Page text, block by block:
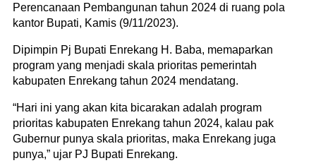
Perencanaan Pembangunan tahun 2024 di ruang pola
kantor Bupati, Kamis (9/11/2023).
Dipimpin Pj Bupati Enrekang H. Baba, memaparkan
program yang menjadi skala prioritas pemerintah
kabupaten Enrekang tahun 2024 mendatang.
“Hari ini yang akan kita bicarakan adalah program
prioritas kabupaten Enrekang tahun 2024, kalau pak
Gubernur punya skala prioritas, maka Enrekang juga
punya,” ujar PJ Bupati Enrekang.